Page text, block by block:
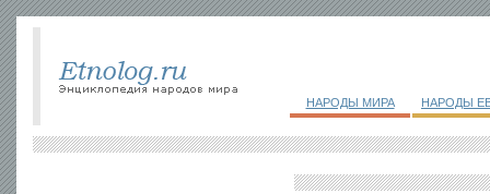
НАРОДЫ МИРА НАРОДЫ